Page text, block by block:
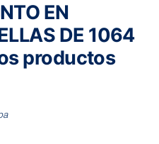
EN
DE 1064
productos